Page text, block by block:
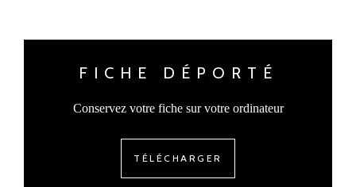
FICHE DÉPORTÉ
Conservez votre fiche sur votre ordinateur
TÉLÉCHARGER